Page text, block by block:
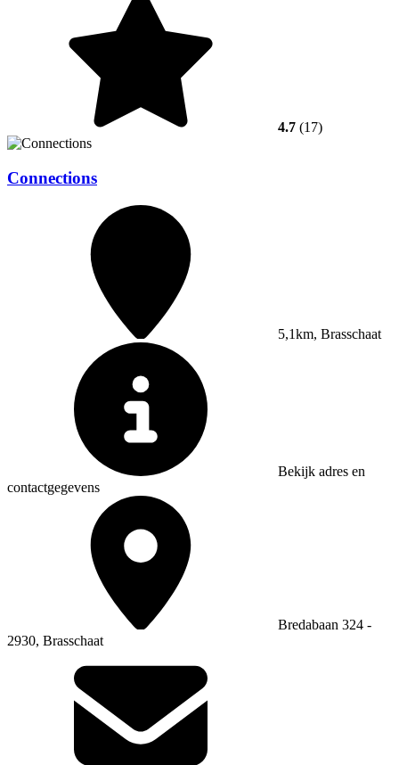
4.7 (17)
Connections
5,1km, Brasschaat
Bekijk adres en
contactgegevens
Bredabaan 324 -
2930, Brasschaat